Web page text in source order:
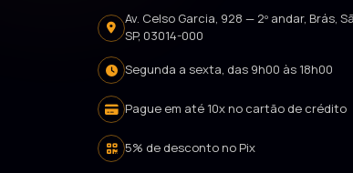
Av. Celso Garcia, 928 — 2º andar, Brás,
SP, 03014-000
Segunda a sexta, das 9h00 às 18h00
Pague em até 10x no cartão de crédito
5% de desconto no Pix